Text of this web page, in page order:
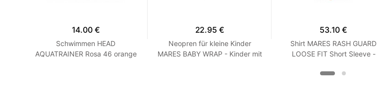
14.00 €
Schwimmen HEAD
AQUATRAINER Rosa 46 orange
22.95 €
Neopren für kleine Kinder
MARES BABY WRAP - Kinder mit
53.10 €
Shirt MARES RASH GUARD
LOOSE FIT Short Sleeve -
XXS Turquoise